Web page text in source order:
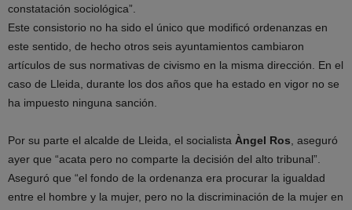
constatación sociológica”.
Este consistorio no ha sido el único que modificó ordenanzas en
este sentido, de hecho otros seis ayuntamientos cambiaron
artículos de sus normativas de civismo en la misma dirección. En el
caso de Lleida, durante los dos años que ha estado en vigor no se
ha impuesto ninguna sanción.
Por su parte el alcalde de Lleida, el socialista Àngel Ros , aseguró
ayer que “acata pero no comparte la decisión del alto tribunal”.
Aseguró que “el fondo de la ordenanza era procurar la igualdad
entre el hombre y la mujer, pero no la discriminación de la mujer en